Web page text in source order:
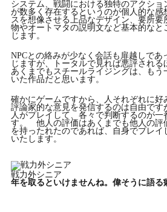
システム、戦闘における独特のアクショ
が数多く存在するというのが個人的な
スを想像させる上品なデザイン、要所要
物やオートマタの説明文など基本的なと
じます。
NPCとの絡みが少なく会話も扉越しであ
じますが、トータルで見れば悪評され
あくまでもスチールライジングは、も
いた作品だと思います。
確かにゲームですから、人それぞれに
評論家的な意見を発信するのは自由です
人がプレイして、各々で判断するのが
す。 他人の評価はあくまでも他人の評
を持ったれたのであれば、自身でプレ
いたします。
戦力外シニア
年を取るといけませんね。偉そうに語る